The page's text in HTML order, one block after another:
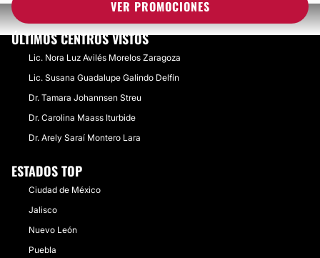
VER PROMOCIONES
ÚLTIMOS CENTROS VISTOS
Lic. Nora Luz Avilés Morelos Zaragoza
Lic. Susana Guadalupe Galindo Delfín
Dr. Tamara Johannsen Streu
Dr. Carolina Maass Iturbide
Dr. Arely Saraí Montero Lara
ESTADOS TOP
Ciudad de México
Jalisco
Nuevo León
Puebla